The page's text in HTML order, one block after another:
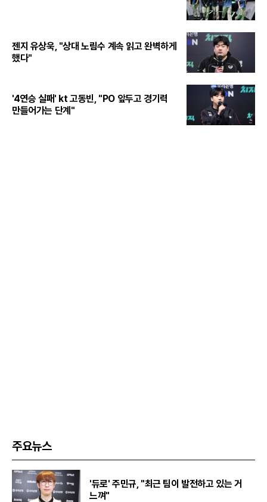
젠지 유상욱, "상대 노림수 계속 읽고 완벽하게
했다"
'4연승 실패' kt 고동빈, "PO 앞두고 경기력
만들어가는 단계"
주요뉴스
'듀로' 주민규, "최근 팀이 발전하고 있는 거
느껴"